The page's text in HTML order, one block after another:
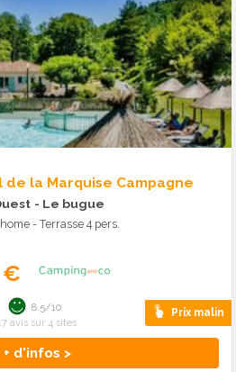
de la Marquise Campagne
- Le bugue
- Terrasse 4 pers.
€
Prix malin
+ d'infos >
8.5/10
avis sur 4 sites